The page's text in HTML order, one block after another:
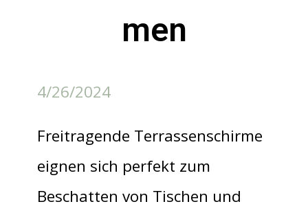
men
4/26/2024
Freitragende Terrassenschirme
eignen sich perfekt zum
Beschatten von Tischen und